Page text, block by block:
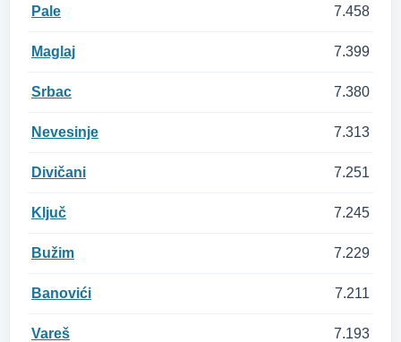
Pale 7.458
Maglaj 7.399
Srbac 7.380
Nevesinje 7.313
Divičani 7.251
Ključ 7.245
Bužim 7.229
Banovići 7.211
Vareš 7.193